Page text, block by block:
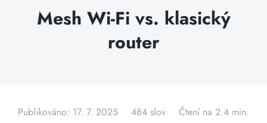
Internet
Balíčky internetu
Blog
Mesh Wi-Fi vs. klasický
router
Publikováno: 17. 7. 2025 484 slov Čtení na 2.4 min.